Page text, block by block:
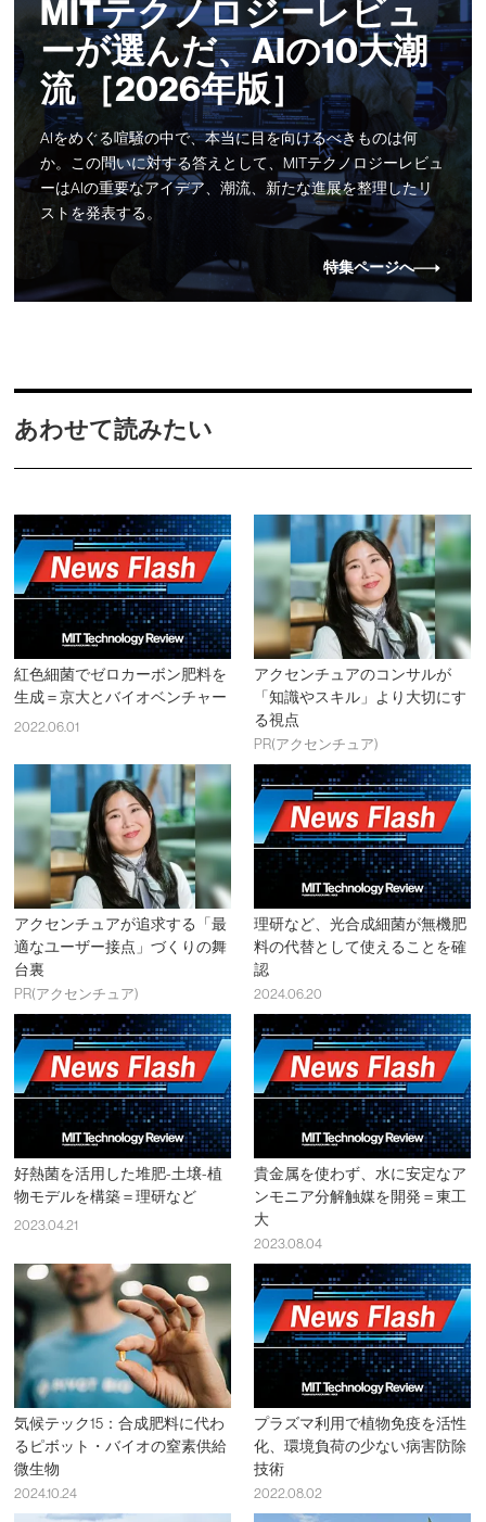
MITテクノロジーレビュ
ーが選んだ、AIの10大潮
流 ［2026年版］
AIをめぐる喧騒の中で、本当に目を向けるべきものは何
か。この問いに対する答えとして、MITテクノロジーレビュ
ーはAIの重要なアイデア、潮流、新たな進展を整理したリ
ストを発表する。
特集ページへ
あわせて読みたい
紅色細菌でゼロカーボン肥料を
生成＝京大とバイオベンチャー
2022.06.01
アクセンチュアのコンサルが
「知識やスキル」より大切にす
る視点
PR(アクセンチュア)
アクセンチュアが追求する「最
適なユーザー接点」づくりの舞
台裏
PR(アクセンチュア)
理研など、光合成細菌が無機肥
料の代替として使えることを確
認
2024.06.20
好熱菌を活用した堆肥-土壌-植
物モデルを構築＝理研など
2023.04.21
貴金属を使わず、水に安定なア
ンモニア分解触媒を開発＝東工
大
2023.08.04
気候テック15：合成肥料に代わ
るピボット・バイオの窒素供給
微生物
2024.10.24
プラズマ利用で植物免疫を活性
化、環境負荷の少ない病害防除
技術
2022.08.02